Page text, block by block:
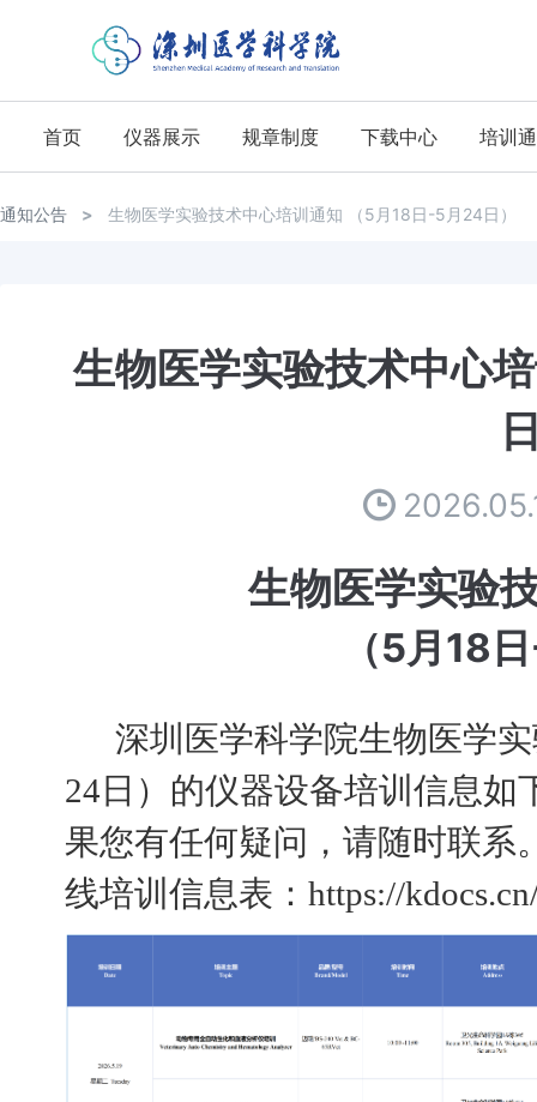
首页 仪器展示 规章制度 下载中心 培训
通知公告 > 生物医学实验技术中心培训通知 （5月18日-5月24日）
生物医学实验技术中心
生物医学实验
（5月18
深圳医学科学院生物医学实
24日）的仪器设备培训信息
果您有任何疑问，请随时联系
线培训信息表：https://